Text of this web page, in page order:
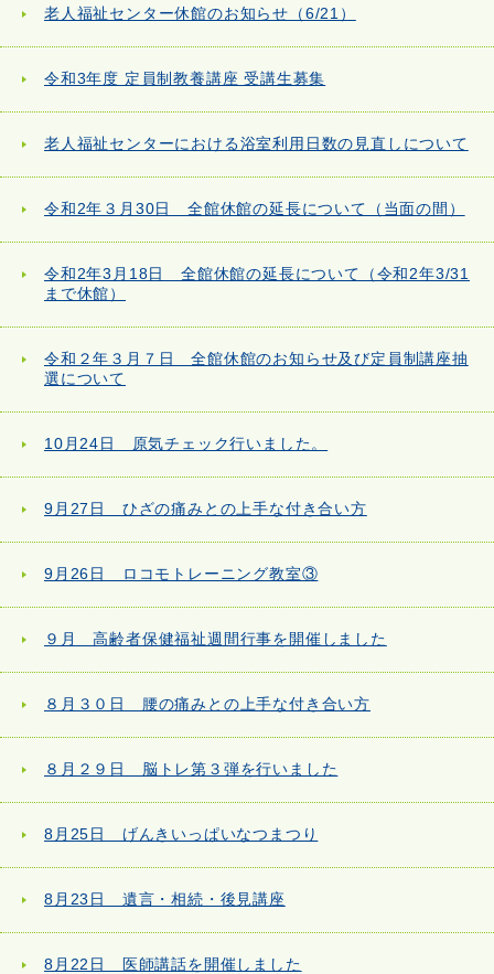
老人福祉センター休館のお知らせ（6/21）
令和3年度 定員制教養講座 受講生募集
老人福祉センターにおける浴室利用日数の見直しについて
令和2年３月30日 全館休館の延長について（当面の間）
令和2年3月18日 全館休館の延長について（令和2年3/31
まで休館）
令和２年３月７日 全館休館のお知らせ及び定員制講座抽
選について
10月24日 原気チェック行いました。
9月27日 ひざの痛みとの上手な付き合い方
9月26日 ロコモトレーニング教室③
９月 高齢者保健福祉週間行事を開催しました
８月３０日 腰の痛みとの上手な付き合い方
８月２９日 脳トレ第３弾を行いました
8月25日 げんきいっぱいなつまつり
8月23日 遺言・相続・後見講座
8月22日 医師講話を開催しました